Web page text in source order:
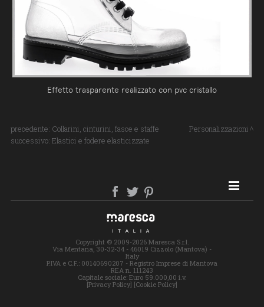
Effetto trasparente realizzato con pvc cristallo
precedente: Collarini, cinturini, fasce e staffe
successivo: Elastici e fodere elasticizzate
Personalizzazioni
SITE MAP
Copyright © 2009-2026 Maresca S.r.l.
Via Mentana, 30-32-34 - 46019 Cizzolo (Mantova) -
Italy
P.IVA e C.F.: 00140690207 - Registro Imprese di Mantova
REA n. 111243
Capitale sociale: Euro 59.000,00 i.v.
[Privacy Policy] [Cookie Policy]